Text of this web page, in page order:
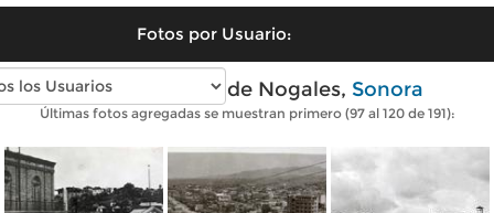
Fotos por Usuario:
Fotos antiguas de Nogales, Sonora
Últimas fotos agregadas se muestran primero (97 al 120 de 191):